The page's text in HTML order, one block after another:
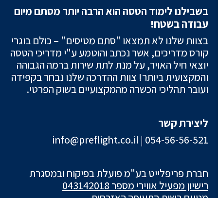
בשבילנו לימוד הטסה הוא הרבה יותר מסתם מיום
עבודה בשטח!
בצוות שלנו לא תמצאו "סתם מטיסים" – כולם בוגרי
קורס מדריכים, אשר נכתב והוטמע ע"י מדריכי הטסה
יוצאי חיל האויר, על מנת לתת שירות ברמה הגבוהה
והמקצועית ביותר! צוות ההדרכה שלנו נבחר בקפידה
ועובר תהליכי הכשרה מהמקצועיים בשוק הפרטי.
ליצירת קשר
054-56-56-521
|
info@preflight.co.il
חברת פריפלייט בע"מ פועלת בפיקוח ובמסגרת
רישיון מפעיל אווירי מספר 043142018